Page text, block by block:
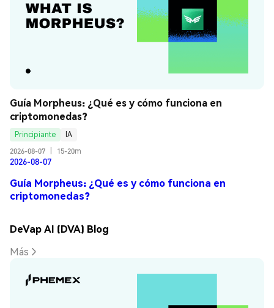
Guía Morpheus: ¿Qué es y cómo funciona en
criptomonedas?
Principiante
IA
2026-08-07
15-20m
2026-08-07
Guía Morpheus: ¿Qué es y cómo funciona en
criptomonedas?
DeVap AI (DVA) Blog
Más